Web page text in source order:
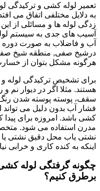
تعمیر لوله کشی و ترکیدگی
به دلایل مختلفی اتفاق می
زدگی لوله ها و مسائلی از
آسیب های جدی به سیستم
آب و فاضلاب به صورت
درشیخ صفی, منطقه شیخ
هرگونه مشکل بتوان از
برای تشخیص ترکیدگی لوله و
هستند. مثلا اگر در دیوار نم
سقف، پوسته پوسته شدن
فشار آب بدون دلیل می تواند
کشی باشد. امروزه برای
مدرن استفاده می شود.
نشتی یاب محل دقیق نشتی
اینکه به کنده کاری و خرابی
چگونه گرفتگی لوله کشی
برطرق کنیم؟